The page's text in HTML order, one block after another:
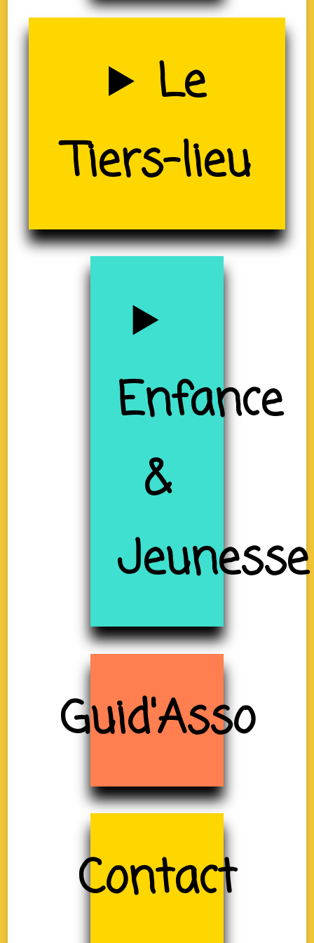
Uzerche
(19)
Le
Tiers-lieu
Enfance
&
Jeunesse
Guid'Asso
Contact